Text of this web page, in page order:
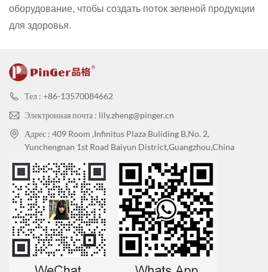
оборудование, чтобы создать поток зеленой продукции
для здоровья.
Тел : +86-13570084662
Электронная почта : lily.zheng@pinger.cn
Адрес : 409 Room ,Infinitus Plaza Buliding B,No. 2,
Yunchengnan 1st Road Baiyun District,Guangzhou,China